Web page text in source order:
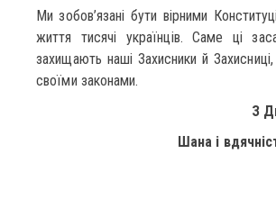
Ми зобов’язані бути вірними
життя тисячі українців. Саме ці
захищають наші Захисники й
своїми законами.
З
Шана і